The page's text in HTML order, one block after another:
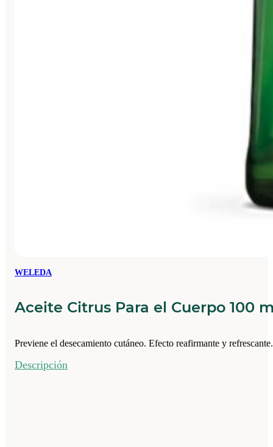
WELEDA
Aceite Citrus Para el Cuerpo 100
Previene el desecamiento cutáneo. Efecto reafirmante y
Descripción